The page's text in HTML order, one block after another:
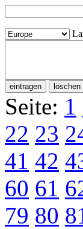
Seite: 1
22 23
41 42
60 61
79 80